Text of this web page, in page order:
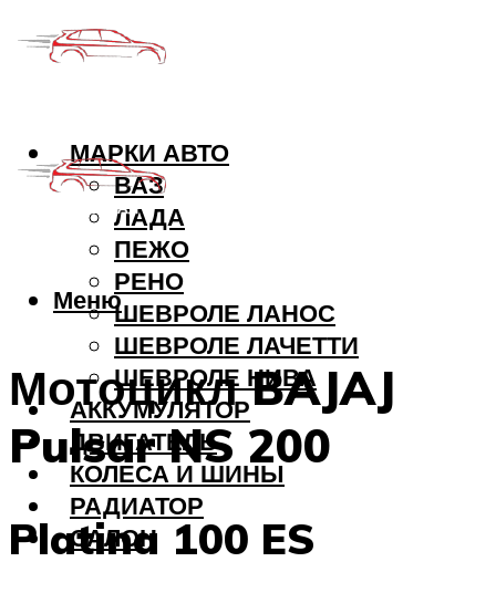
МАРКИ АВТО
ВАЗ
ЛАДА
ПЕЖО
РЕНО
ШЕВРОЛЕ ЛАНОС
ШЕВРОЛЕ ЛАЧЕТТИ
ШЕВРОЛЕ НИВА
АККУМУЛЯТОР
ДВИГАТЕЛЬ
КОЛЕСА И ШИНЫ
РАДИАТОР
САЛОН
Меню
Мотоцикл BAJAJ
Pulsar NS 200
Platina 100 ES